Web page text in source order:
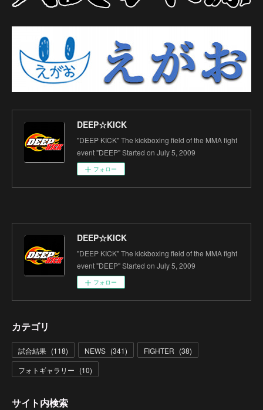
DEEP☆KICK
"DEEP KICK" The kickboxing field of the MMA fight
event "DEEP" Started on July 5, 2009
フォロー
DEEP☆KICK
"DEEP KICK" The kickboxing field of the MMA fight
event "DEEP" Started on July 5, 2009
フォロー
カテゴリ
試合結果 (118) NEWS (341) FIGHTER (38)
フォトギャラリー (10)
サイト内検索